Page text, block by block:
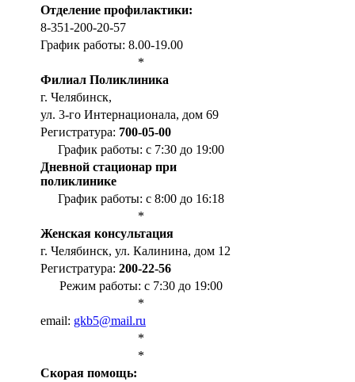
Отделение профилактики:
8-351-200-20-57
График работы: 8.00-19.00
*
Филиал Поликлиника
г. Челябинск,
ул. 3-го Интернационала, дом 69
Регистратура: 700-05-00
График работы: с 7:30 до 19:00
Дневной стационар при
поликлинике
График работы: с 8:00 до 16:18
*
Женская консультация
г. Челябинск, ул. Калинина, дом 12
Регистратура: 200-22-56
Режим работы: с 7:30 до 19:00
*
email: gkb5@mail.ru
*
*
Cкорая помощь: